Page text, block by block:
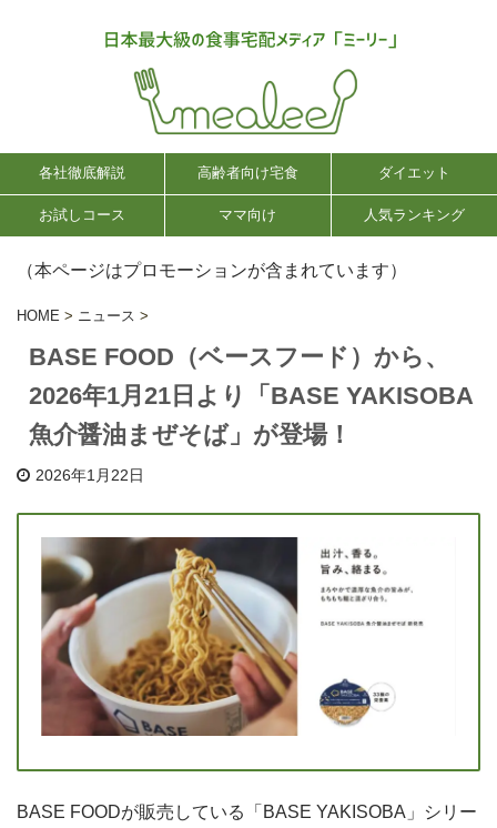
各社徹底解説 高齢者向け宅食 ダイエット
お試しコース ママ向け 人気ランキング
（本ページはプロモーションが含まれています）
HOME > ニュース >
BASE FOOD（ベースフード）から、
2026年1月21日より「BASE YAKISOBA
魚介醤油まぜそば」が登場！
2026年1月22日
BASE FOODが販売している「BASE YAKISOBA」シリー